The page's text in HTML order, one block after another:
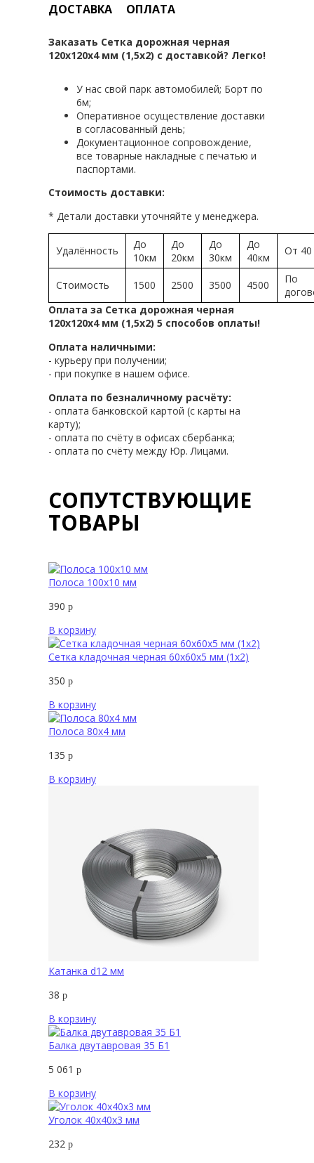
ДОСТАВКА ОПЛАТА
Заказать Сетка дорожная черная
120х120х4 мм (1,5х2) с доставкой? Легко!
У нас свой парк автомобилей; Борт по
6м;
Оперативное осуществление доставки
в согласованный день;
Документационное сопровождение,
все товарные накладные с печатью и
паспортами.
Стоимость доставки:
* Детали доставки уточняйте у менеджера.
Удалённость
До
10км
До
20км
До
30км
До
40км
От 40
Стоимость 1500 2500 3500 4500
По
Оплата за Сетка дорожная черная
120х120х4 мм (1,5х2) 5 способов оплаты!
Оплата наличными:
- курьеру при получении;
- при покупке в нашем офисе.
Оплата по безналичному расчёту:
- оплата банковской картой (с карты на
карту);
- оплата по счёту в офисах сбербанка;
- оплата по счёту между Юр. Лицами.
СОПУТСТВУЮЩИЕ
ТОВАРЫ
Полоса 100х10 мм
390 р
В корзину
Сетка кладочная черная 60х60х5 мм (1х2)
350 р
В корзину
Полоса 80х4 мм
135 р
В корзину
Катанка d12 мм
38 р
В корзину
Балка двутавровая 35 Б1
5 061 р
В корзину
Уголок 40х40х3 мм
232 р